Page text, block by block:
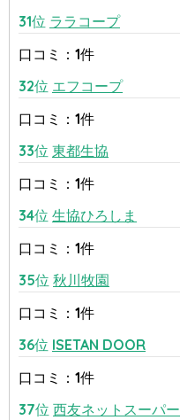
31位 ララコープ
口コミ：1件
32位 エフコープ
口コミ：1件
33位 東都生協
口コミ：1件
34位 生協ひろしま
口コミ：1件
35位 秋川牧園
口コミ：1件
36位 ISETAN DOOR
口コミ：1件
37位 西友ネットスーパー